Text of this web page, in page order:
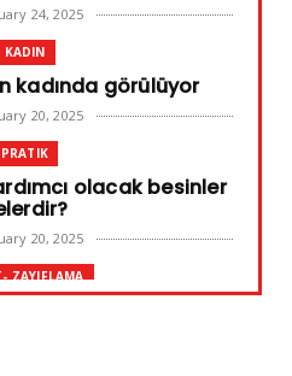
24, 2025
KADIN
kadında görülüyor
20, 2025
PRATIK
olacak besinler
20, 2025
ZAYIFLAMA